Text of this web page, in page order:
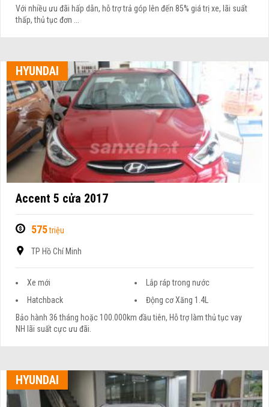
Với nhiều ưu đãi hấp dẫn, hỗ trợ trả góp lên đến 85% giá trị xe, lãi suất
thấp, thủ tục đơn ...
HYUNDAI
Accent 5 cửa 2017
575triệu
TP Hồ Chí Minh
Xe mới
Lắp ráp trong nước
Hatchback
Động cơ Xăng 1.4L
Bảo hành 36 tháng hoặc 100.000km đầu tiên, Hỗ trợ làm thủ tục vay
NH lãi suất cực ưu đãi.
HYUNDAI